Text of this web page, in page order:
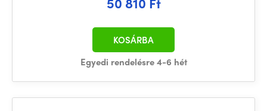
Egyedi rendelésre 4-6 hét
KOSÁRBA